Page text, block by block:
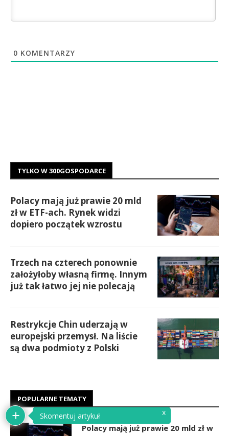
0 KOMENTARZY
TYLKO W 300GOSPODARCE
Polacy mają już prawie 20 mld
zł w ETF-ach. Rynek widzi
dopiero początek wzrostu
Trzech na czterech ponownie
założyłoby własną firmę. Innym
już tak łatwo jej nie polecają
Restrykcje Chin uderzają w
europejski przemysł. Na liście
są dwa podmioty z Polski
POPULARNE TEMATY
Polacy mają już prawie 20 mld zł w